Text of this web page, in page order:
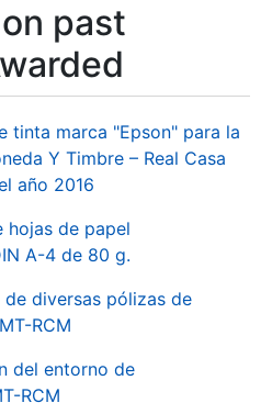
past
tinta marca "Epson" para la
Y Timbre – Real Casa
año 2016
hojas de papel
A-4 de 80 g.
diversas pólizas de
RCM
del entorno de
RCM